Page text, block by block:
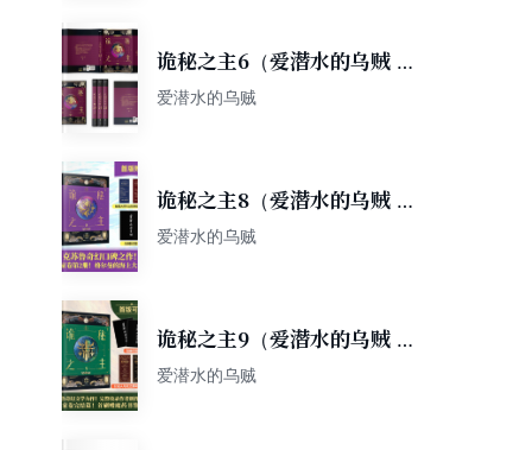
诡秘之主6（爱潜水的乌贼 蒸
汽朋克 克苏鲁奇幻 首发 赠“无
爱潜水的乌贼
诡秘之主8（爱潜水的乌贼 克
苏鲁奇幻/旅行家卷/首版随书
爱潜水的乌贼
诡秘之主9（爱潜水的乌贼 克
苏鲁奇幻/旅行家卷/风炫出
爱潜水的乌贼